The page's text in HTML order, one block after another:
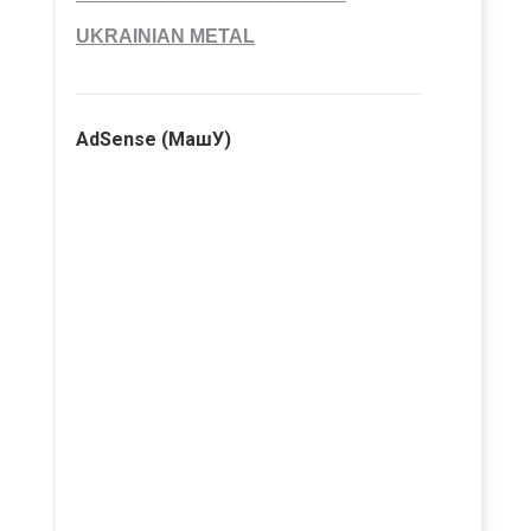
UKRAINIAN METAL
AdSense (МашУ)